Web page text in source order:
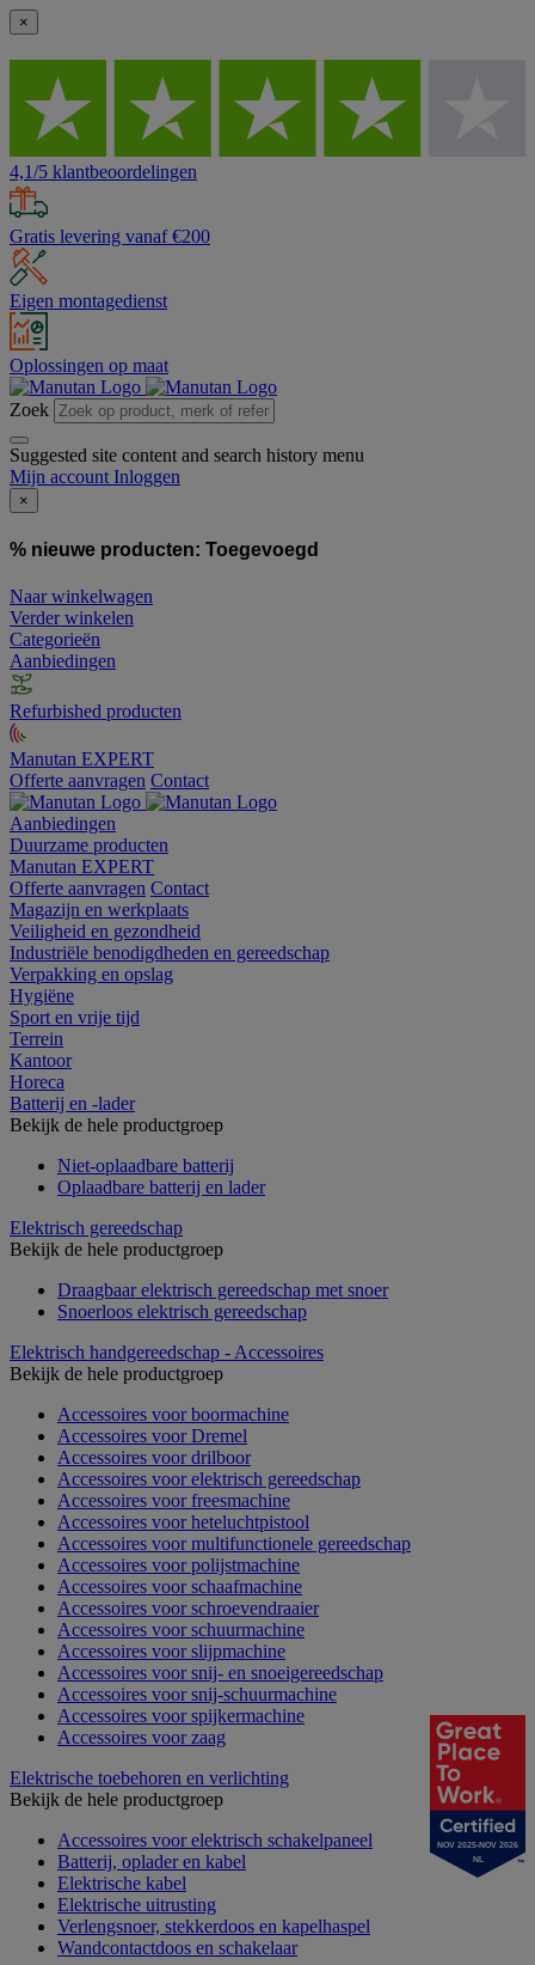
×
4,1/5 klantbeoordelingen
Gratis levering vanaf €200
Eigen montagedienst
Oplossingen op maat
Zoek
Suggested site content and search history menu
Mijn account Inloggen
×
% nieuwe producten: Toegevoegd
Naar winkelwagen
Verder winkelen
Categorieën
Aanbiedingen
Refurbished producten
Manutan EXPERT
Offerte aanvragen Contact
Aanbiedingen
Duurzame producten
Manutan EXPERT
Offerte aanvragen Contact
Magazijn en werkplaats
Veiligheid en gezondheid
Industriële benodigdheden en gereedschap
Verpakking en opslag
Hygiëne
Sport en vrije tijd
Terrein
Kantoor
Horeca
Batterij en -lader
Bekijk de hele productgroep
Niet-oplaadbare batterij
Oplaadbare batterij en lader
Elektrisch gereedschap
Bekijk de hele productgroep
Draagbaar elektrisch gereedschap met snoer
Snoerloos elektrisch gereedschap
Elektrisch handgereedschap - Accessoires
Bekijk de hele productgroep
Accessoires voor boormachine
Accessoires voor Dremel
Accessoires voor drilboor
Accessoires voor elektrisch gereedschap
Accessoires voor freesmachine
Accessoires voor heteluchtpistool
Accessoires voor multifunctionele gereedschap
Accessoires voor polijstmachine
Accessoires voor schaafmachine
Accessoires voor schroevendraaier
Accessoires voor schuurmachine
Accessoires voor slijpmachine
Accessoires voor snij- en snoeigereedschap
Accessoires voor snij-schuurmachine
Accessoires voor spijkermachine
Accessoires voor zaag
Elektrische toebehoren en verlichting
Bekijk de hele productgroep
Accessoires voor elektrisch schakelpaneel
Batterij, oplader en kabel
Elektrische kabel
Elektrische uitrusting
Verlengsnoer, stekkerdoos en kapelhaspel
Wandcontactdoos en schakelaar
NOV 2025-NOV 2026
NL